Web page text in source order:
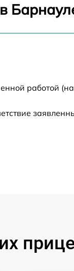
работой